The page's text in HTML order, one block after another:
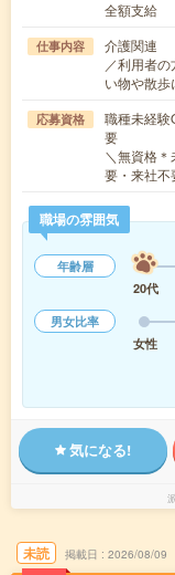
全額支給
仕事内容
介護関連
／利用者
い物や散
応募資格
職種未経験
要
＼無資格
要・来社
職場の雰囲気
年齢層
20代
男女比率
女性
気になる!
未読 掲載日 2026/08/09